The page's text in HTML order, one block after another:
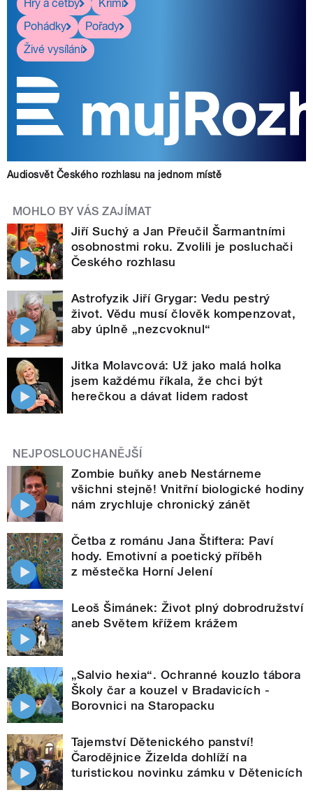
Hry a četby
Krimi
Pohádky
Pořady
Živé vysílání
Audiosvět Českého rozhlasu na jednom místě
MOHLO BY VÁS ZAJÍMAT
Jiří Suchý a Jan Přeučil Šarmantními
osobnostmi roku. Zvolili je posluchači
Českého rozhlasu
Astrofyzik Jiří Grygar: Vedu pestrý
život. Vědu musí člověk kompenzovat,
aby úplně „nezcvoknul“
Jitka Molavcová: Už jako malá holka
jsem každému říkala, že chci být
herečkou a dávat lidem radost
NEJPOSLOUCHANĚJŠÍ
Zombie buňky aneb Nestárneme
všichni stejně! Vnitřní biologické hodiny
nám zrychluje chronický zánět
Četba z románu Jana Štiftera: Paví
hody. Emotivní a poetický příběh
z městečka Horní Jelení
Leoš Šimánek: Život plný dobrodružství
aneb Světem křížem krážem
„Salvio hexia“. Ochranné kouzlo tábora
Školy čar a kouzel v Bradavicích -
Borovnici na Staropacku
Tajemství Dětenického panství!
Čarodějnice Žizelda dohlíží na
turistickou novinku zámku v Dětenicích